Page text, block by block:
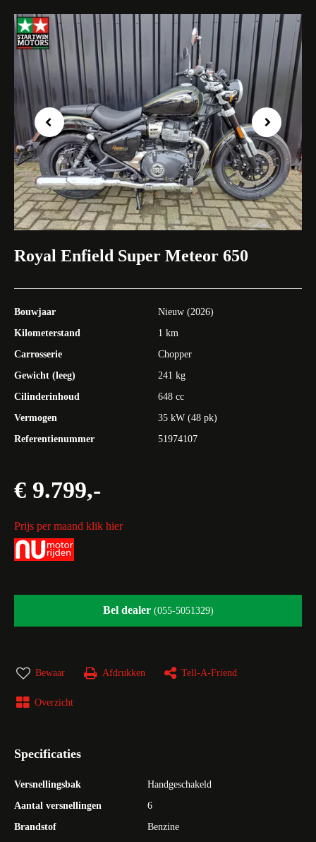
Previous Next
Royal Enfield Super Meteor 650
Bouwjaar
Nieuw (2026)
Kilometerstand
1 km
Carrosserie
Chopper
Gewicht (leeg)
241 kg
Cilinderinhoud
648 cc
Vermogen
35 kW (48 pk)
Referentienummer
51974107
€ 9.799,-
Prijs per maand klik hier
Bel dealer (055-5051329)
Bewaar Afdrukken Tell-A-Friend
Overzicht
Specificaties
Versnellingsbak
Handgeschakeld
Aantal versnellingen
6
Brandstof
Benzine